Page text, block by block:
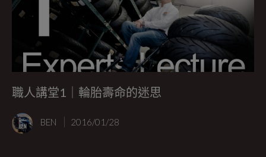
職人講堂1｜輪胎壽命的迷思
BEN 2016/01/28